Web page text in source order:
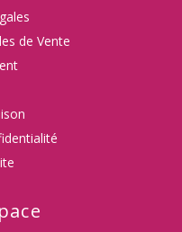
de Vente